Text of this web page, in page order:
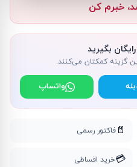
خبرم کن
بگیرید
گزینه کمکتان می‌کنند.
بله واتساپ
📄 فاکتور رسمی
💳خرید اقساطی